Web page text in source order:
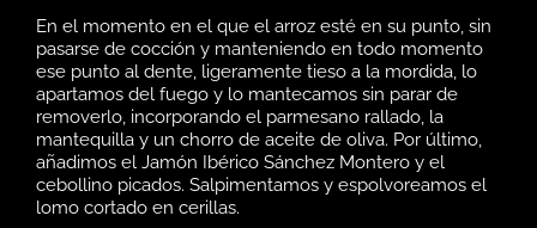
En el momento en el que el arroz esté en su punto, sin
pasarse de cocción y manteniendo en todo momento
ese punto al dente, ligeramente tieso a la mordida, lo
apartamos del fuego y lo mantecamos sin parar de
removerlo, incorporando el parmesano rallado, la
mantequilla y un chorro de aceite de oliva. Por último,
añadimos el Jamón Ibérico Sánchez Montero y el
cebollino picados. Salpimentamos y espolvoreamos el
lomo cortado en cerillas.